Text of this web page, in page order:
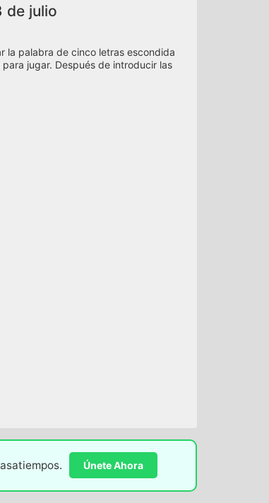
de julio
la palabra de cinco letras escondida
jugar. Después de introducir las
Únete Ahora